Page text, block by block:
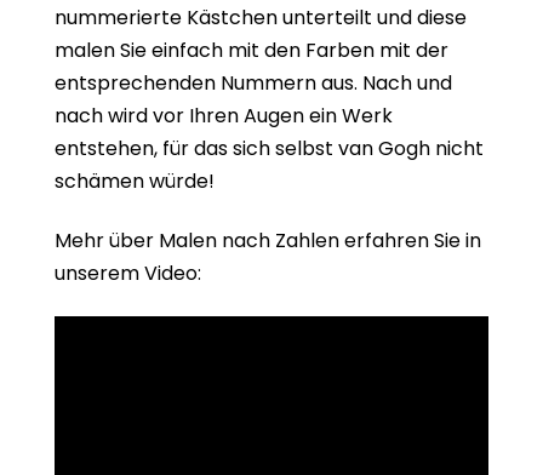
nummerierte Kästchen unterteilt und diese
malen Sie einfach mit den Farben mit der
entsprechenden Nummern aus. Nach und
nach wird vor Ihren Augen ein Werk
entstehen, für das sich selbst van Gogh nicht
schämen würde!
Mehr über Malen nach Zahlen erfahren Sie in
unserem Video: